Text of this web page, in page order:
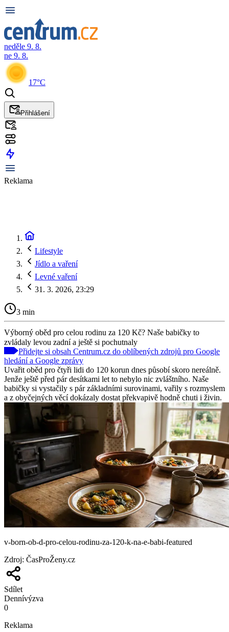
neděle 9. 8.
ne 9. 8.
17°C
Přihlášení
Reklama
Lifestyle
Jídlo a vaření
Levné vaření
31. 3. 2026, 23:29
3 min
Výborný oběd pro celou rodinu za 120 Kč? Naše babičky to
zvládaly levou zadní a ještě si pochutnaly
Přidejte si obsah Centrum.cz do oblíbených zdrojů pro Google
hledání a Google zprávy
Uvařit oběd pro čtyři lidi do 120 korun dnes působí skoro nereálně.
Jenže ještě před pár desítkami let to nebylo nic zvláštního. Naše
babičky si vystačily s pár základními surovinami, vařily s rozmyslem
a z obyčejných věcí dokázaly dostat překvapivě hodně chuti i živin.
v-born-ob-d-pro-celou-rodinu-za-120-k-na-e-babi-featured
Zdroj: ČasProŽeny.cz
Sdílet
Dennívýzva
0
Reklama